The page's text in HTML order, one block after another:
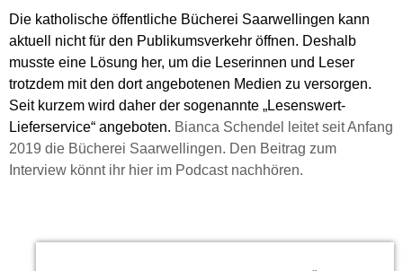
Die katholische öffentliche Bücherei Saarwellingen kann
aktuell nicht für den Publikumsverkehr öffnen. Deshalb
musste eine Lösung her, um die Leserinnen und Leser
trotzdem mit den dort angebotenen Medien zu versorgen.
Seit kurzem wird daher der sogenannte „Lesenswert-
Lieferservice“ angeboten. Bianca Schendel leitet seit Anfang
2019 die Bücherei Saarwellingen. Den Beitrag zum
Interview könnt ihr hier im Podcast nachhören.